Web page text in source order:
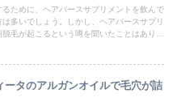
ために、ヘアバースサプリメントを飲んで
多いでしょう。しかし、ヘアバースサプリ
脱毛が起こるという噂を聞いたことはありま
が太くて長くなる秘訣を知りたい方は、ぜひ
。
ータのアルガンオイルで毛穴が詰